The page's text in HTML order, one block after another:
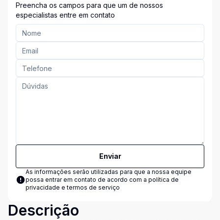
Preencha os campos para que um de nossos
especialistas entre em contato
Enviar
As informações serão utilizadas para que a nossa equipe
possa entrar em contato de acordo com a política de
privacidade e termos de serviço
Descrição